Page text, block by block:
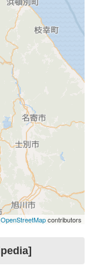
OpenStreetMapcontributors